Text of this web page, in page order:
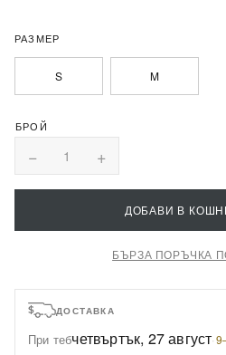
РАЗМЕР
S M
− 1 +
ДОБАВИ В
БЪРЗА ПОРЪЧКА
ДОСТАВКА
При тебчетвъртък, 27 август·